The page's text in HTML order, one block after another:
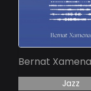
Bernat Xamena
Jazz